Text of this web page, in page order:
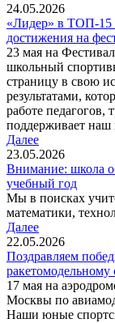
24.05.2026
«Лидер» в ТОП-15
достижения на
23 мая на
школьный
страницу в свою
результатами,
работе педагогов,
поддерживает наш
Далее
23.05.2026
Внимание: школа
учебный год
Мы в поисках
математики,
Далее
22.05.2026
Поздравляем
ракетомодельному
17 мая на
Москвы по
Наши юные